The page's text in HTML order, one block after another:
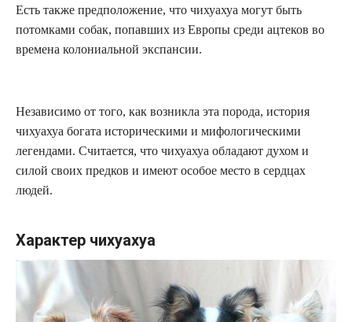
Есть также предположение, что чихуахуа могут быть
потомками собак, попавших из Европы среди ацтеков во
времена колониальной экспансии.
Независимо от того, как возникла эта порода, история
чихуахуа богата историческими и мифологическими
легендами. Считается, что чихуахуа обладают духом и
силой своих предков и имеют особое место в сердцах
людей.
Характер чихуахуа